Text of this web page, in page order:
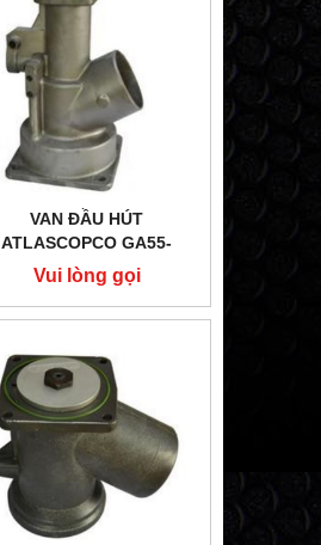
VAN ĐẦU HÚT
ATLASCOPCO GA55-
GA90C
Vui lòng gọi